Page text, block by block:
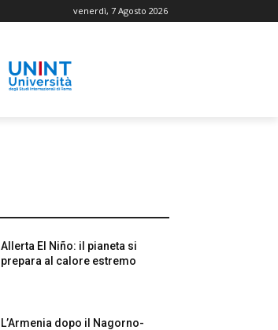
venerdì, 7 Agosto 2026
Allerta El Niño: il pianeta si
prepara al calore estremo
L’Armenia dopo il Nagorno-